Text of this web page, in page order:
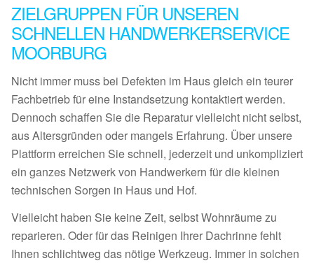
ZIELGRUPPEN FÜR UNSEREN
SCHNELLEN HANDWERKERSERVICE
MOORBURG
Nicht immer muss bei Defekten im Haus gleich ein teurer
Fachbetrieb für eine Instandsetzung kontaktiert werden.
Dennoch schaffen Sie die Reparatur vielleicht nicht selbst,
aus Altersgründen oder mangels Erfahrung. Über unsere
Plattform erreichen Sie schnell, jederzeit und unkompliziert
ein ganzes Netzwerk von Handwerkern für die kleinen
technischen Sorgen in Haus und Hof.
Vielleicht haben Sie keine Zeit, selbst Wohnräume zu
reparieren. Oder für das Reinigen Ihrer Dachrinne fehlt
Ihnen schlichtweg das nötige Werkzeug. Immer in solchen